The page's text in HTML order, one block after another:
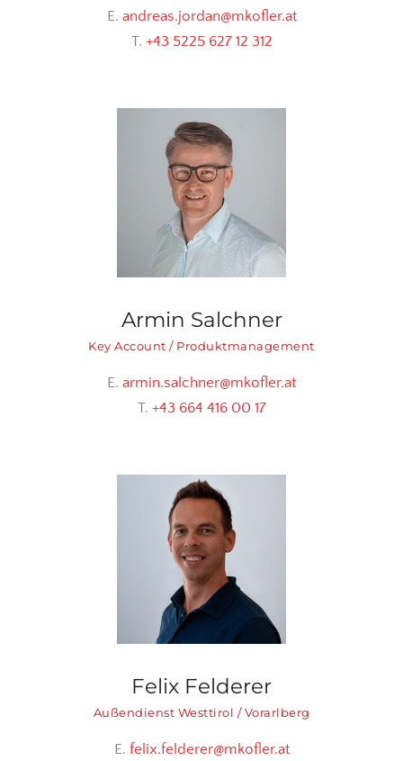
E. andreas.jordan@mkofler.at
T. +43 5225 627 12 312
Armin Salchner
Key Account / Produktmanagement
E. armin.salchner@mkofler.at
T. +43 664 416 00 17
Felix Felderer
Außendienst Westtirol / Vorarlberg
E. felix.felderer@mkofler.at